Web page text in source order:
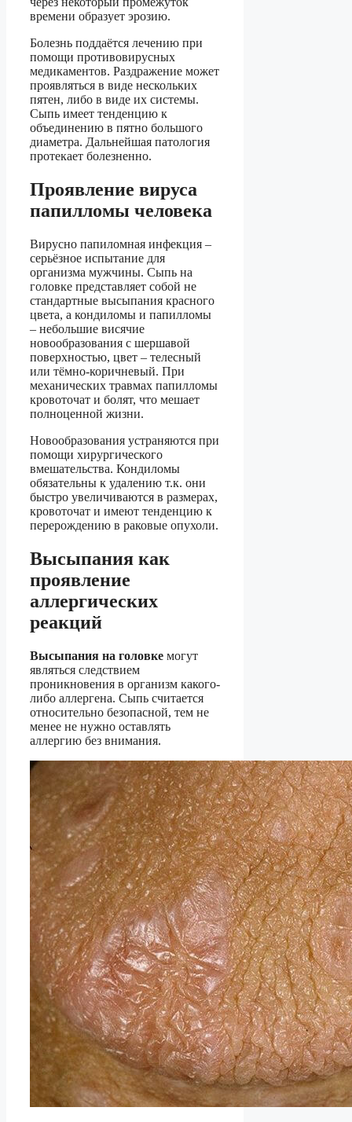
времени образует эрозию.
Болезнь поддаётся лечению при
помощи противовирусных
медикаментов. Раздражение может
проявляться в виде нескольких
пятен, либо в виде их системы.
Сыпь имеет тенденцию к
объединению в пятно большого
диаметра. Дальнейшая патология
протекает болезненно.
Проявление вируса
папилломы человека
Вирусно папиломная инфекция –
серьёзное испытание для
организма мужчины. Сыпь на
головке представляет собой не
стандартные высыпания красного
цвета, а кондиломы и папилломы
– небольшие висячие
новообразования с шершавой
поверхностью, цвет – телесный
или тёмно-коричневый. При
механических травмах папилломы
кровоточат и болят, что мешает
полноценной жизни.
Новообразования устраняются при
помощи хирургического
вмешательства. Кондиломы
обязательны к удалению т.к. они
быстро увеличиваются в размерах,
кровоточат и имеют тенденцию к
перерождению в раковые опухоли.
Высыпания как
проявление
аллергических
реакций
Высыпания на головке могут
являться следствием
проникновения в организм какого-
либо аллергена. Сыпь считается
относительно безопасной, тем не
менее не нужно оставлять
аллергию без внимания.